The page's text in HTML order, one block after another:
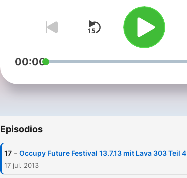
00:00
Episodios
17 - Occupy Future Festival 13.7.13 mit Lava 303 Teil 4
17 jul. 2013